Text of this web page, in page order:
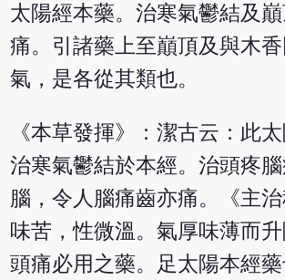
太陽經本藥。治寒氣鬱結及
痛。引諸藥上至巔頂及與木
氣，是各從其類也。
《本草發揮》：潔古云：此
治寒氣鬱結於本經。治頭疼
腦，令人腦痛齒亦痛。《主治
味苦，性微溫。氣厚味薄而
頭痛必用之藥。足太陽本經